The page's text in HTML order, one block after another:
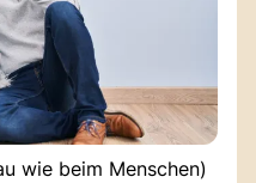
wie beim Menschen)